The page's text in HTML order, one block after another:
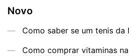
Novo
Como saber se um tenis da
Como comprar vitaminas